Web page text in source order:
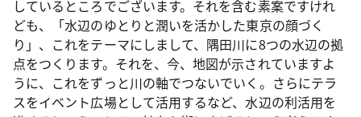
しているところでございます。それを含む素案ですけれ
ども、「水辺のゆとりと潤いを活かした東京の顔づく
り」、これをテーマにしまして、隅田川に8つの水辺の拠
点をつくります。それを、今、地図が示されていますよ
うに、これをずっと川の軸でつないでいく。さらにテラ
スをイベント広場として活用するなど、水辺の利活用を